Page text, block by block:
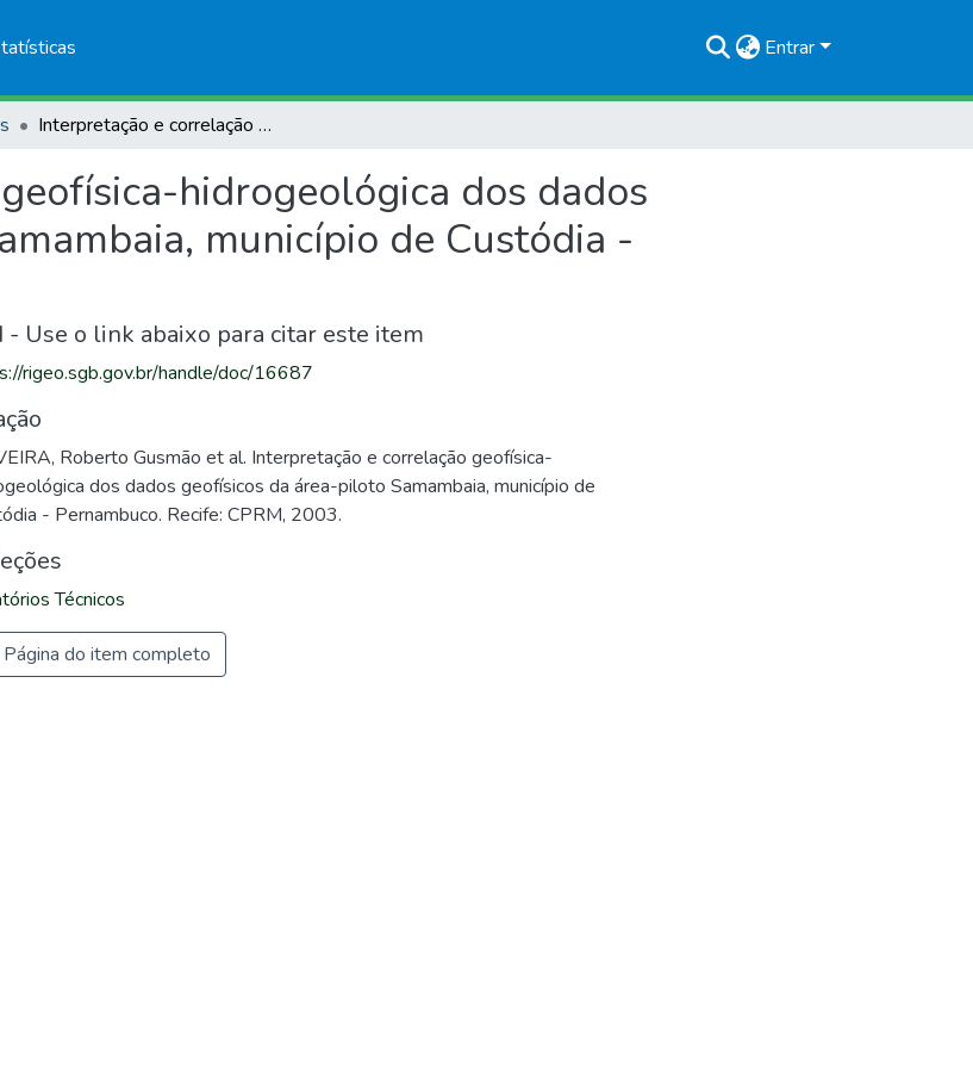
Entrar
Interpretação e correlação geofísica-hidrogeológica dos dados geofísicos da área-piloto Samambaia, município de Custódia - Pernambuco
hidrogeológica dos dados
município de Custódia -
- Use o link abaixo para citar este item
rigeo.sgb.gov.br/handle/doc/16687
Roberto Gusmão et al. Interpretação e correlação geofísica-
dos dados geofísicos da área-piloto Samambaia, município de
- Pernambuco. Recife: CPRM, 2003.
Técnicos
Página do item completo